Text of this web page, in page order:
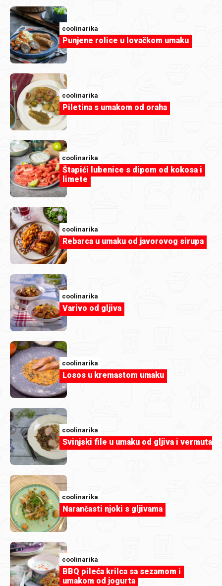
coolinarika
Žele od kave s espresso kremom
coolinarika
Rolada s borovnicama
coolinarika
Punjene rolice u lovačkom umaku
coolinarika
Piletina s umakom od oraha
coolinarika
Štapići lubenice s dipom od kokosa i
limete
coolinarika
Rebarca u umaku od javorovog sirupa
coolinarika
Varivo od gljiva
coolinarika
Losos u kremastom umaku
coolinarika
Svinjski file u umaku od gljiva i vermuta
coolinarika
Narančasti njoki s gljivama
coolinarika
BBQ pileća krilca sa sezamom i
umakom od jogurta